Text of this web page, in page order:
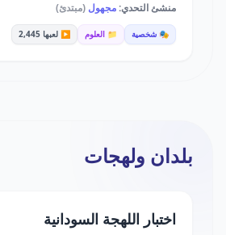
منشئ التحدي:مجهول (مبتدئ)
🎭 شخصية 📁 العلوم ▶️ لعبها 2,445
بلدان ولهجات
اختبار اللهجة السودانية